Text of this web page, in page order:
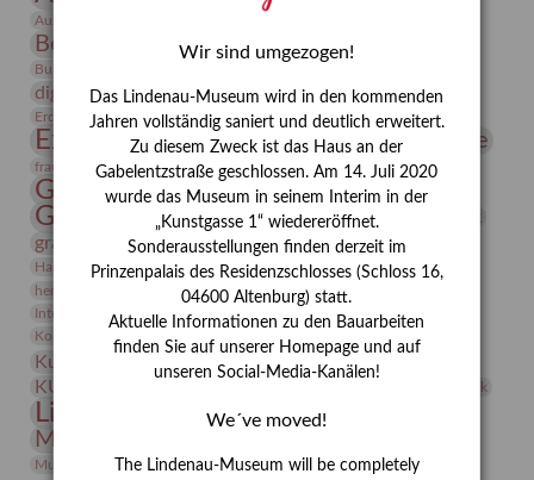
Ausstellung „Vier Winde“
Bernhard August von Lindenau
Burg Posterstein
digitallabor Entartete Kunst
Enteignung
Erdmann Julius Dietrich
Erlebnisportal estrusker Exlibris
Expressionismus Festrede Florenz Fotografie
frauen Frauen in der Antike und heute
Gerhard-Altenbourg-Preis
Gerhard Altenbourg
Gerhard Kurt Müller
grafische sammlung griechische Mythologie
Hanns-Conon von der Gabelentz Heinrich Kirchhoff Heldinnen
herman de vries Humboldt
Insekten
Integriertes Schädlingsmanagement
Jahresempfang
Kolosseum
Kunst
Kunstmuseum Kunstvermittlung Kunst von Kühl
KUNSTWAND Künstler Lehmbruck
Lindenau-Museum Marstall
Museumsgeschichte
Museumspädagogik Mäzen Napoleon Natur
Neue Remise
Wir sind umgezogen!
Das Lindenau-Museum wird in den kommenden
Jahren vollständig saniert und deutlich erweitert.
Zu diesem Zweck ist das Haus an der
Gabelentzstraße geschlossen. Am 14. Juli 2020
wurde das Museum in seinem Interim in der
„Kunstgasse 1“ wiedereröffnet.
Sonderausstellungen finden derzeit im
Prinzenpalais des Residenzschlosses (Schloss 16,
04600 Altenburg) statt.
Aktuelle Informationen zu den Bauarbeiten
finden Sie auf unserer Homepage und auf
unseren Social-Media-Kanälen!
We´ve moved!
The Lindenau-Museum will be completely